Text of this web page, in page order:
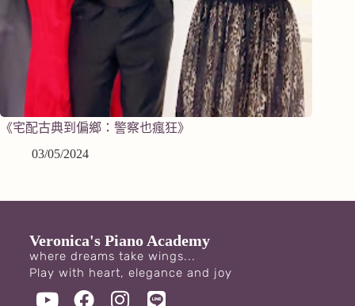
《宅配古典到偏鄉：警察也瘋狂》
03/05/2024
Veronica's Piano Academy
where dreams take wings...
Play with heart, elegance and joy